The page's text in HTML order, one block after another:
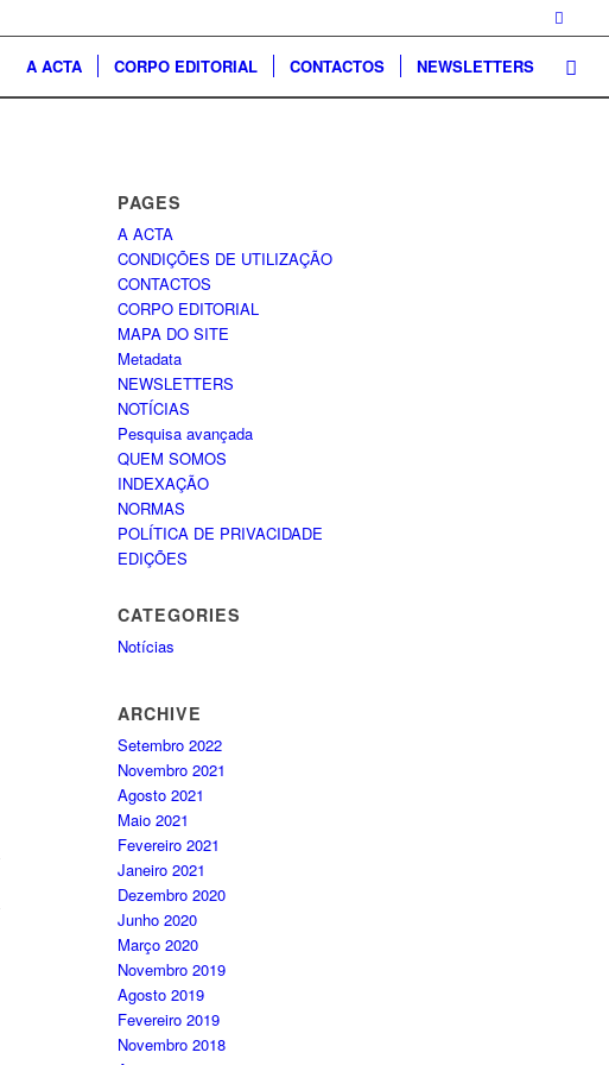
A ACTA CORPO EDITORIAL CONTACTOS NEWSLETTERS
PAGES
A ACTA
CONDIÇÕES DE UTILIZAÇÃO
CONTACTOS
CORPO EDITORIAL
MAPA DO SITE
Metadata
NEWSLETTERS
NOTÍCIAS
Pesquisa avançada
QUEM SOMOS
INDEXAÇÃO
NORMAS
POLÍTICA DE PRIVACIDADE
EDIÇÕES
CATEGORIES
Notícias
ARCHIVE
Setembro 2022
Novembro 2021
Agosto 2021
Maio 2021
Fevereiro 2021
Janeiro 2021
Dezembro 2020
Junho 2020
Março 2020
Novembro 2019
Agosto 2019
Fevereiro 2019
Novembro 2018